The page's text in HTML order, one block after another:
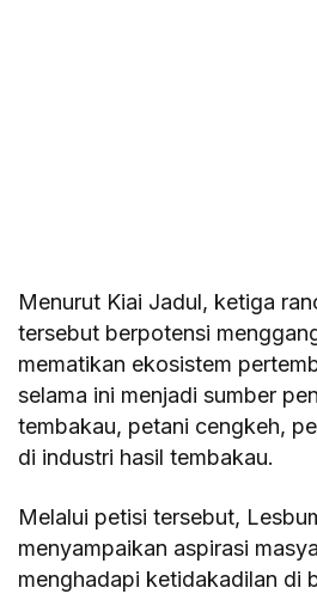
Menurut Kiai Jadul, ketiga
tersebut berpotensi
mematikan ekosistem
selama ini menjadi sumber
tembakau, petani cengkeh,
di industri hasil tembakau.
Melalui petisi tersebut,
menyampaikan aspirasi
menghadapi ketidakadilan di